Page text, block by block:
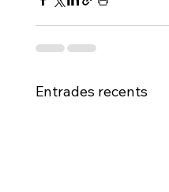
Entrades recents